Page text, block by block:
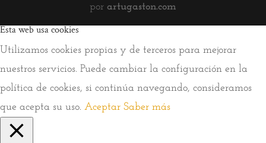
por artugaston.com
Esta web usa cookies
Utilizamos cookies propias y de terceros para mejorar
nuestros servicios. Puede cambiar la configuración en la
política de cookies, si continúa navegando, consideramos
que acepta su uso. Aceptar Saber más